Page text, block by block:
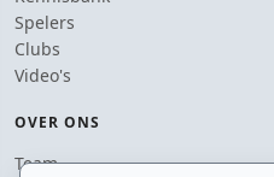
Spelers
Clubs
Video's
OVER ONS
Team